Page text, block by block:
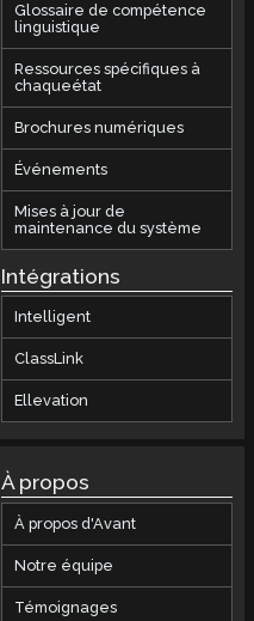
Glossaire de compétence
linguistique
Ressources spécifiques à
chaqueétat
Brochures numériques
Événements
Mises à jour de
maintenance du système
Intégrations
Intelligent
ClassLink
Ellevation
À propos
À propos d'Avant
Notre équipe
Témoignages